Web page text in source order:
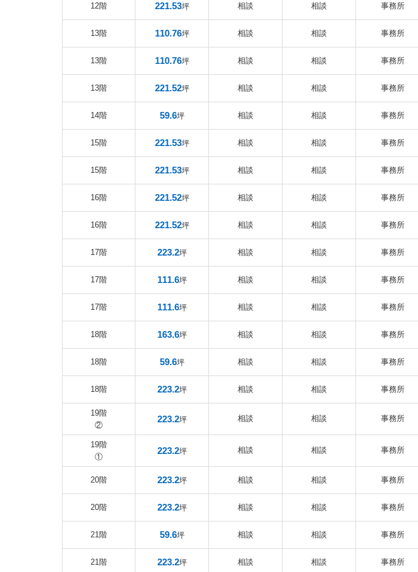
12階 221.53坪 相談 相談 事務所
13階 110.76坪 相談 相談 事務所
13階 110.76坪 相談 相談 事務所
13階 221.52坪 相談 相談 事務所
14階 59.6坪 相談 相談 事務所
15階 221.53坪 相談 相談 事務所
15階 221.53坪 相談 相談 事務所
16階 221.52坪 相談 相談 事務所
16階 221.52坪 相談 相談 事務所
17階 223.2坪 相談 相談 事務所
17階 111.6坪 相談 相談 事務所
17階 111.6坪 相談 相談 事務所
18階 163.6坪 相談 相談 事務所
18階 59.6坪 相談 相談 事務所
18階 223.2坪 相談 相談 事務所
19階
②
223.2坪 相談 相談 事務所
19階
①
223.2坪 相談 相談 事務所
20階 223.2坪 相談 相談 事務所
20階 223.2坪 相談 相談 事務所
21階 59.6坪 相談 相談 事務所
21階 223.2坪 相談 相談 事務所